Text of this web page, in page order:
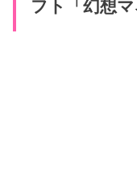
フト「幻想